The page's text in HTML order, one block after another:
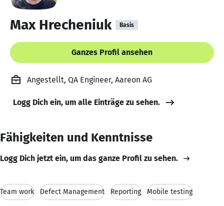
Max Hrecheniuk Basis
Ganzes Profil ansehen
Angestellt, QA Engineer, Aareon AG
Logg Dich ein, um alle Einträge zu sehen.
Fähigkeiten und Kenntnisse
Logg Dich jetzt ein, um das ganze Profil zu sehen.
Team work Defect Management Reporting Mobile testing